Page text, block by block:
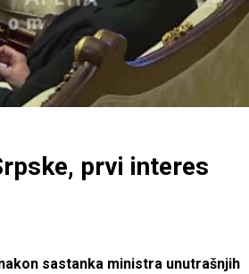
prvi interes
sastanka ministra unutrašnjih